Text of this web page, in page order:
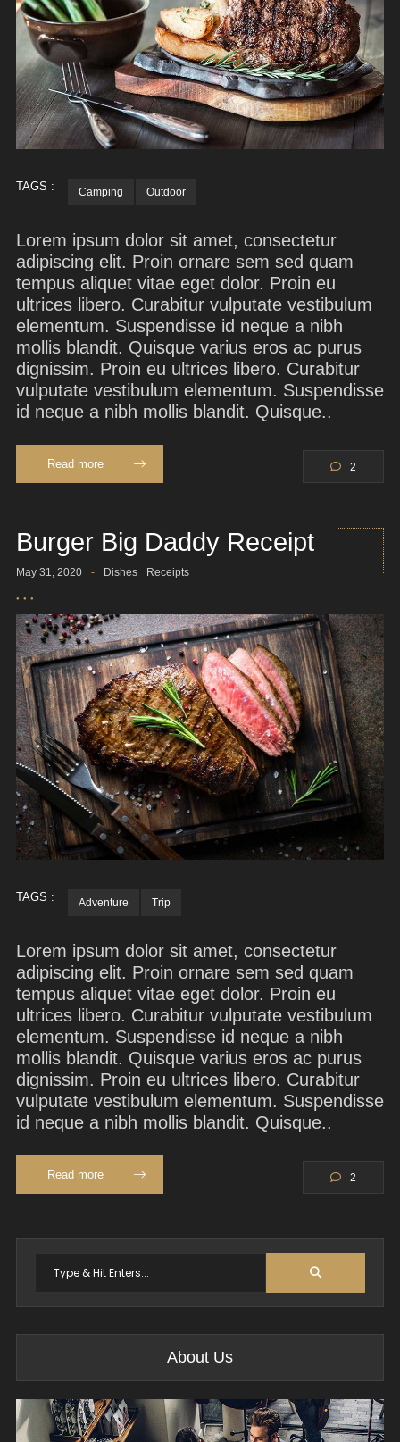
TAGS : Camping Outdoor
Lorem ipsum dolor sit amet, consectetur
adipiscing elit. Proin ornare sem sed quam
tempus aliquet vitae eget dolor. Proin eu
ultrices libero. Curabitur vulputate vestibulum
elementum. Suspendisse id neque a nibh
mollis blandit. Quisque varius eros ac purus
dignissim. Proin eu ultrices libero. Curabitur
vulputate vestibulum elementum. Suspendisse
id neque a nibh mollis blandit. Quisque..
Read more 2
Burger Big Daddy Receipt
May 31, 2020 - Dishes Receipts
TAGS : Adventure Trip
Lorem ipsum dolor sit amet, consectetur
adipiscing elit. Proin ornare sem sed quam
tempus aliquet vitae eget dolor. Proin eu
ultrices libero. Curabitur vulputate vestibulum
elementum. Suspendisse id neque a nibh
mollis blandit. Quisque varius eros ac purus
dignissim. Proin eu ultrices libero. Curabitur
vulputate vestibulum elementum. Suspendisse
id neque a nibh mollis blandit. Quisque..
Read more 2
About Us